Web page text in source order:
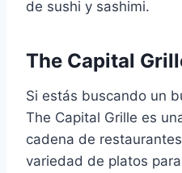
de sushi y sashimi.
The Capital
Si estás buscando un
The Capital Grille es
cadena de
variedad de platos